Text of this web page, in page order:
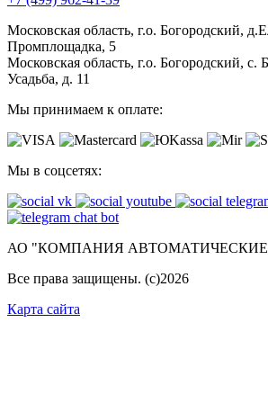
Московская область, г.о. Богородский,
Промплощадка, 5
Московская область, г.о. Богородский, с.
Усадьба, д. 11
Мы принимаем к оплате:
Мы в соцсетях:
АО "КОМПАНИЯ
Все права защищены. (с)2026
Карта сайта